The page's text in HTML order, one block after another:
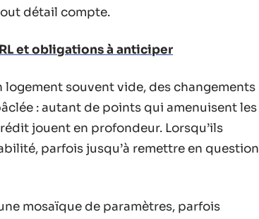
détail compte.
et obligations à anticiper
souvent vide, des changements
: autant de points qui amenuisent les
jouent en profondeur. Lorsqu’ils
parfois jusqu’à remettre en question
mosaïque de paramètres, parfois